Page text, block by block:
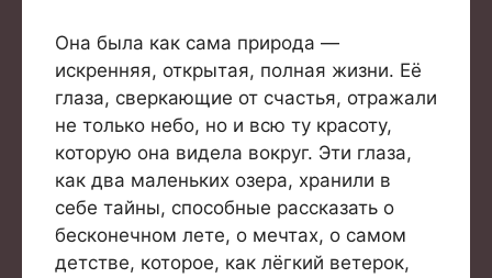
Она была как сама природа —
искренняя, открытая, полная жизни. Её
глаза, сверкающие от счастья, отражали
не только небо, но и всю ту красоту,
которую она видела вокруг. Эти глаза,
как два маленьких озера, хранили в
себе тайны, способные рассказать о
бесконечном лете, о мечтах, о самом
детстве, которое, как лёгкий ветерок,